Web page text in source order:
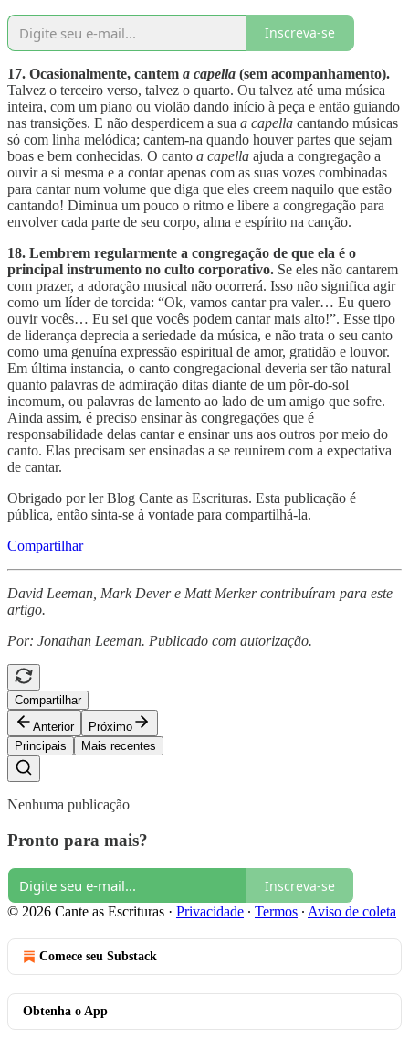
Inscreva-se
17. Ocasionalmente, cantem a capella (sem acompanhamento).
Talvez o terceiro verso, talvez o quarto. Ou talvez até uma música
inteira, com um piano ou violão dando início à peça e então guiando
nas transições. E não desperdicem a sua a capella cantando músicas
só com linha melódica; cantem-na quando houver partes que sejam
boas e bem conhecidas. O canto a capella ajuda a congregação a
ouvir a si mesma e a contar apenas com as suas vozes combinadas
para cantar num volume que diga que eles creem naquilo que estão
cantando! Diminua um pouco o ritmo e libere a congregação para
envolver cada parte de seu corpo, alma e espírito na canção.
18. Lembrem regularmente a congregação de que ela é o
principal instrumento no culto corporativo. Se eles não cantarem
com prazer, a adoração musical não ocorrerá. Isso não significa agir
como um líder de torcida: “Ok, vamos cantar pra valer… Eu quero
ouvir vocês… Eu sei que vocês podem cantar mais alto!”. Esse tipo
de liderança deprecia a seriedade da música, e não trata o seu canto
como uma genuína expressão espiritual de amor, gratidão e louvor.
Em última instancia, o canto congregacional deveria ser tão natural
quanto palavras de admiração ditas diante de um pôr-do-sol
incomum, ou palavras de lamento ao lado de um amigo que sofre.
Ainda assim, é preciso ensinar às congregações que é
responsabilidade delas cantar e ensinar uns aos outros por meio do
canto. Elas precisam ser ensinadas a se reunirem com a expectativa
de cantar.
Obrigado por ler Blog Cante as Escrituras. Esta publicação é
pública, então sinta-se à vontade para compartilhá-la.
Compartilhar
David Leeman, Mark Dever e Matt Merker contribuíram para este
artigo.
Por: Jonathan Leeman. Publicado com autorização.
Compartilhar
Anterior
Próximo
Principais
Mais recentes
Nenhuma publicação
Pronto para mais?
Inscreva-se
© 2026 Cante as Escrituras · Privacidade ∙ Termos ∙ Aviso de coleta
Comece seu Substack
Obtenha o App